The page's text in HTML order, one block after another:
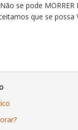
se pode MORRER
que se possa